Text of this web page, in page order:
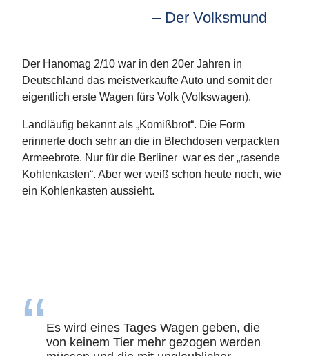
Der Volksmund
Der Hanomag 2/10 war in den 20er Jahren in
Deutschland das meistverkaufte Auto und somit der
eigentlich erste Wagen fürs Volk (Volkswagen).
Landläufig bekannt als „Komißbrot“. Die Form
erinnerte doch sehr an die in Blechdosen verpackten
Armeebrote. Nur für die Berliner war es der „rasende
Kohlenkasten“. Aber wer weiß schon heute noch, wie
ein Kohlenkasten aussieht.
Es wird eines Tages Wagen geben, die
von keinem Tier mehr gezogen werden